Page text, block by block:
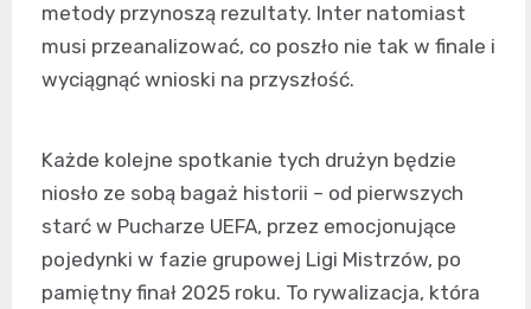
metody przynoszą rezultaty. Inter natomiast
musi przeanalizować, co poszło nie tak w finale i
wyciągnąć wnioski na przyszłość.
Każde kolejne spotkanie tych drużyn będzie
niosło ze sobą bagaż historii – od pierwszych
starć w Pucharze UEFA, przez emocjonujące
pojedynki w fazie grupowej Ligi Mistrzów, po
pamiętny finał 2025 roku. To rywalizacja, która